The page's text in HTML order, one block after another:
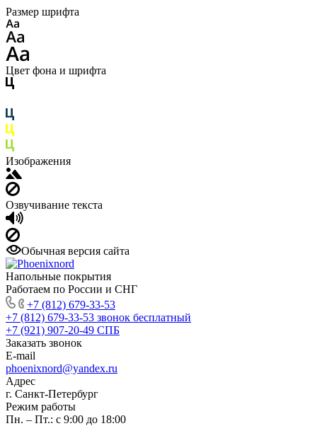
Размер шрифта
Цвет фона и шрифта
Изображения
Озвучивание текста
Обычная версия сайта
Напольные покрытия
Работаем по России и СНГ
+7 (812) 679-33-53
+7 (812) 679-33-53 звонок бесплатный
+7 (921) 907-20-49 СПБ
Заказать звонок
E-mail
phoenixnord@yandex.ru
Адрес
г. Санкт-Петербург
Режим работы
Пн. – Пт.: с 9:00 до 18:00